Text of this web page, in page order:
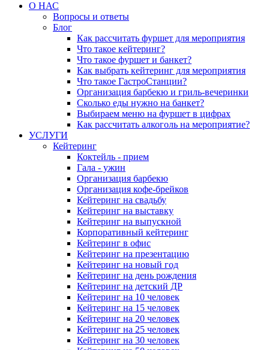
О НАС
Вопросы и ответы
Блог
Как рассчитать фуршет для мероприятия
Что такое кейтеринг?
Что такое фуршет и банкет?
Как выбрать кейтеринг для мероприятия
Что такое ГастроСтанции?
Организация барбекю и гриль-вечеринки
Сколько еды нужно на банкет?
Выбираем меню на фуршет в цифрах
Как рассчитать алкоголь на мероприятие?
УСЛУГИ
Кейтеринг
Коктейль - прием
Гала - ужин
Организация барбекю
Организация кофе-брейков
Кейтеринг на свадьбу
Кейтеринг на выставку
Кейтеринг на выпускной
Корпоративный кейтеринг
Кейтеринг в офис
Кейтеринг на презентацию
Кейтеринг на новый год
Кейтеринг на день рождения
Кейтеринг на детский ДР
Кейтеринг на 10 человек
Кейтеринг на 15 человек
Кейтеринг на 20 человек
Кейтеринг на 25 человек
Кейтеринг на 30 человек